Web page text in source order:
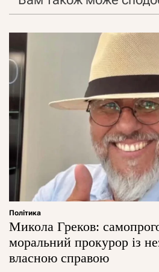
Політика
Микола Греков:
моральний прокурор із
власною справою